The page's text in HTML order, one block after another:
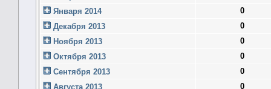
Января 2014
0
Декабря 2013
0
Ноября 2013
0
Октября 2013
0
Сентября 2013
0
Августа 2013
0